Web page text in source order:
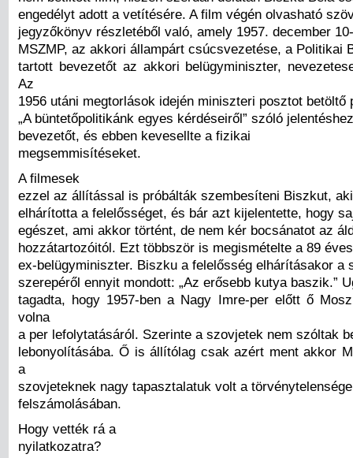
engedélyt adott a vetítésére. A film végén olvasható
jegyzőkönyv részletéből való, amely 1957. december
MSZMP, az akkori állampárt csúcsvezetése, a Politikai
tartott bevezetőt az akkori belügyminiszter,
Az
1956 utáni megtorlások idején miniszteri posztot betöltő
„A büntetőpolitikánk egyes kérdéseiről” szóló
bevezetőt, és ebben kevesellte a fizikai
megsemmisítéseket.
A filmesek
ezzel az állítással is próbálták szembesíteni Biszkut,
elhárította a felelősséget, és bár azt kijelentette, hogy
egészet, ami akkor történt, de nem kér bocsánatot az
hozzátartozóitól. Ezt többször is megismételte a 89 éves
ex-belügyminiszter. Biszku a felelősség elhárításakor a
szerepéről ennyit mondott: „Az erősebb kutya baszik.”
tagadta, hogy 1957-ben a Nagy Imre-per előtt ő
volna
a per lefolytatásáról. Szerinte a szovjetek nem szóltak
lebonyolításába. Ő is állítólag csak azért ment akkor
a
szovjeteknek nagy tapasztalatuk volt a
felszámolásában.
Hogy vették rá a
nyilatkozatra?